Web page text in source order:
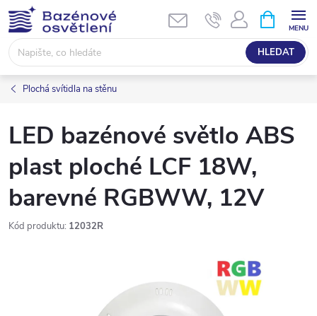
Přejít
na
obsah
HLEDAT
NÁKUPNÍ
KOŠÍK
Plochá svítidla na stěnu
LED bazénové světlo ABS
plast ploché LCF 18W,
barevné RGBWW, 12V
Kód produktu: 12032R